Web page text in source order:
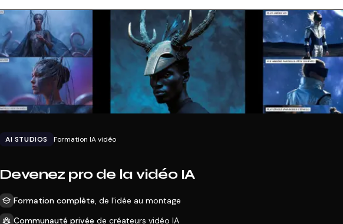
AI STUDIOS Formation IA vidéo
Devenez pro de la vidéo IA
Formation complète, de l'idée au montage
Communauté privée de créateurs vidéo IA